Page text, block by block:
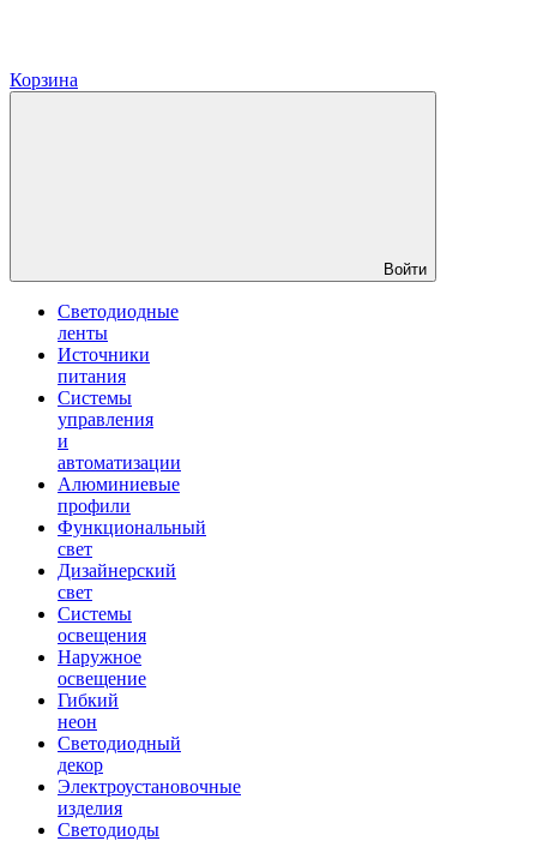
Корзина
Войти
Светодиодные
ленты
Источники
питания
Системы
управления
и
автоматизации
Алюминиевые
профили
Функциональный
свет
Дизайнерский
свет
Системы
освещения
Наружное
освещение
Гибкий
неон
Светодиодный
декор
Электроустановочные
изделия
Светодиоды